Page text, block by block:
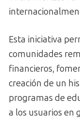
Esta iniciativa
comunidades
financieros,
creación de un
programas de
a los usuarios en